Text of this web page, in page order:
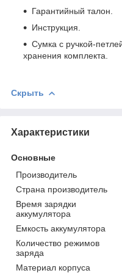
Гарантийный талон.
Инструкция.
Сумка с ручкой-
хранения комплекта.
Скрыть
Характеристики
Основные
Производитель
Страна производитель
Время зарядки
аккумулятора
Емкость аккумулятора
Количество режимов
заряда
Материал корпуса